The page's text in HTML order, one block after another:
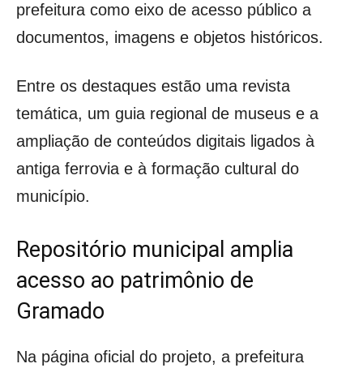
prefeitura como eixo de acesso público a
documentos, imagens e objetos históricos.
Entre os destaques estão uma revista
temática, um guia regional de museus e a
ampliação de conteúdos digitais ligados à
antiga ferrovia e à formação cultural do
município.
Repositório municipal amplia
acesso ao patrimônio de
Gramado
Na página oficial do projeto, a prefeitura